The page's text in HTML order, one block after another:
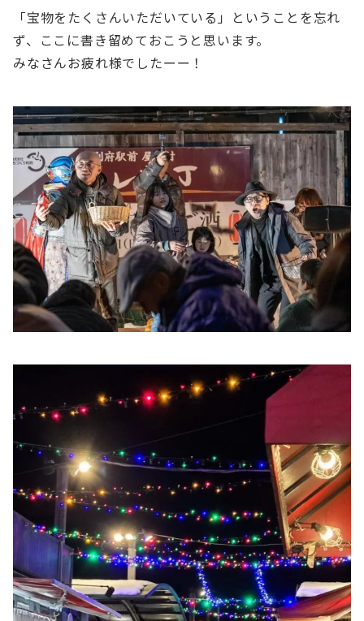
「宝物をたくさんいただいている」ということを忘れ
ず、ここに書き留めておこうと思います。
みなさんお疲れ様でしたーー！